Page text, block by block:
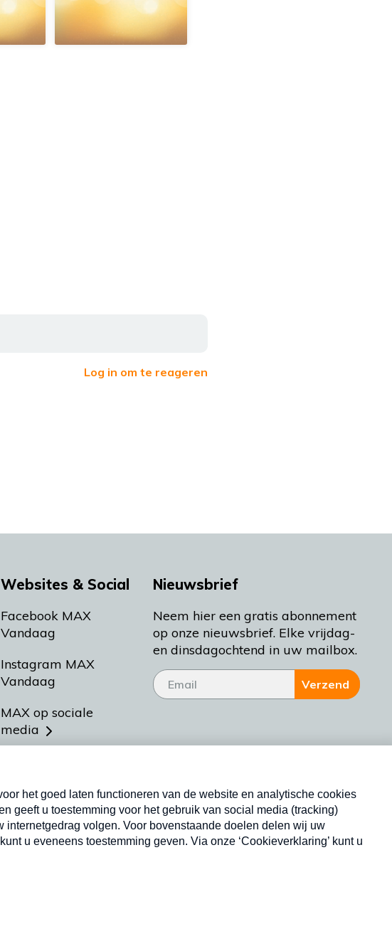
Log in om te reageren
Websites & Social
Facebook MAX
Vandaag
Instagram MAX
Vandaag
MAX op sociale
media
Meldpunt Actueel
Heel Holland Bakt
Nieuwsbrief
Neem hier een gratis abonnement
op onze nieuwsbrief. Elke vrijdag-
en dinsdagochtend in uw mailbox.
Verzend
Nieuwsbrief
Neem hier een gratis abonnement op onze